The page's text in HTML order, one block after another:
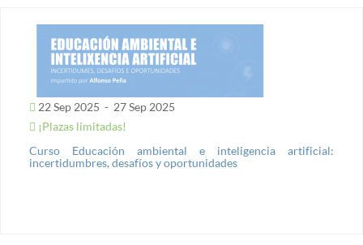
22 Sep 2025 - 27 Sep 2025
¡Plazas limitadas!
Curso Educación ambiental e inteligencia artificial:
incertidumbres, desafíos y oportunidades